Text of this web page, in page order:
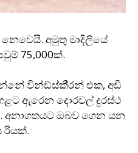
අමුතු මාදිලියේ
75,000ක්.
වින්ඞ්ස්කී‍්‍රන් එක, අඩි
ඇරෙන දොරවල් දුරස්ථ
ඔබව ගෙන යන
රියක්.